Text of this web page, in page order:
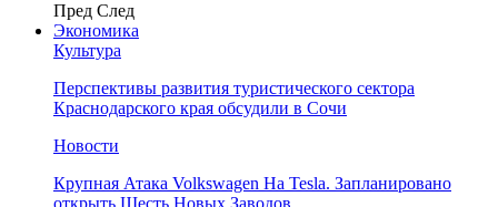
Пред След
Экономика
Культура
Перспективы развития туристического сектора
Краснодарского края обсудили в Сочи
Новости
Крупная Атака Volkswagen На Tesla. Запланировано
открыть Шесть Новых Заводов